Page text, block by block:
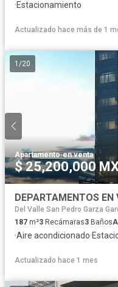
·Estacionamiento
Actualizado hace más de 1
1 /20
Apartamento·en venta
$ 25,200,000
Del Valle San Pedro Garza
187 m²3 Recámaras3 Baños
·Aire acondicionado·
Actualizado hace 1 mes